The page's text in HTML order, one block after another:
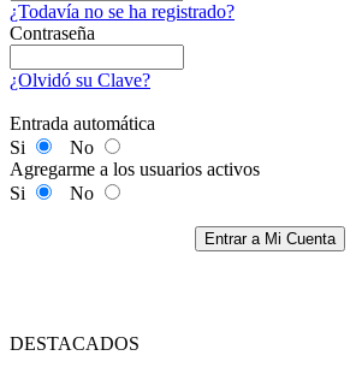
¿Todavía no se ha registrado?
Contraseña
¿Olvidó su Clave?
Entrada automática
Si
No
Agregarme a los usuarios activos
Si
No
Entrar a Mi Cuenta
DESTACADOS